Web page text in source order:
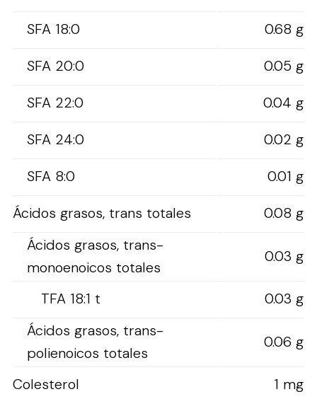
SFA 18:0
0.68 g
SFA 20:0
0.05 g
SFA 22:0
0.04 g
SFA 24:0
0.02 g
SFA 8:0
0.01 g
Ácidos grasos, trans totales
0.08 g
Ácidos grasos, trans-
monoenoicos totales
0.03 g
TFA 18:1 t
0.03 g
Ácidos grasos, trans-
polienoicos totales
0.06 g
Colesterol 1 mg